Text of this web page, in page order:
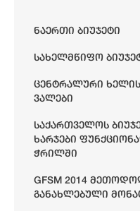
Ნაერთი Ბიუჯეტი
Სახელმწიფო
Ცენტრალური
Ვალები
Საქართველოს
Ხარჯები
Ჭრილში
GFSM 2014
Განახლებული